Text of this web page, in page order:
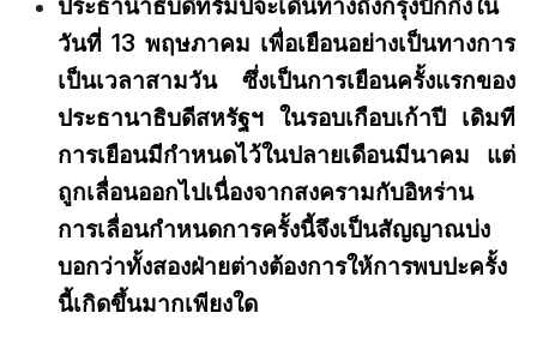
ประธานาธิบดีทรัมป์จะเดินทางถึงกรุงปักกิ่งใน
วันที่ 13 พฤษภาคม เพื่อเยือนอย่างเป็นทางการ
เป็นเวลาสามวัน ซึ่งเป็นการเยือนครั้งแรกของ
ประธานาธิบดีสหรัฐฯ ในรอบเกือบเก้าปี เดิมที
การเยือนมีกำหนดไว้ในปลายเดือนมีนาคม แต่
ถูกเลื่อนออกไปเนื่องจากสงครามกับอิหร่าน
การเลื่อนกำหนดการครั้งนี้จึงเป็นสัญญาณบ่ง
บอกว่าทั้งสองฝ่ายต่างต้องการให้การพบปะครั้ง
นี้เกิดขึ้นมากเพียงใด